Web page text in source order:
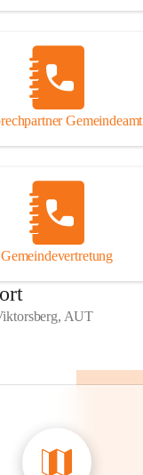
Gemeindeamt
Gemeindevertretung
AUT